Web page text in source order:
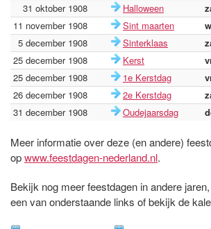
31 oktober 1908
Halloween
11 november 1908
Sint maarten
5 december 1908
Sinterklaas
25 december 1908
Kerst
25 december 1908
1e Kerstdag
26 december 1908
2e Kerstdag
31 december 1908
Oudejaarsdag
Meer informatie over deze (en andere)
opwww.feestdagen-nederland.nl.
Bekijk nog meer feestdagen in andere
een van onderstaande links of bekijk de